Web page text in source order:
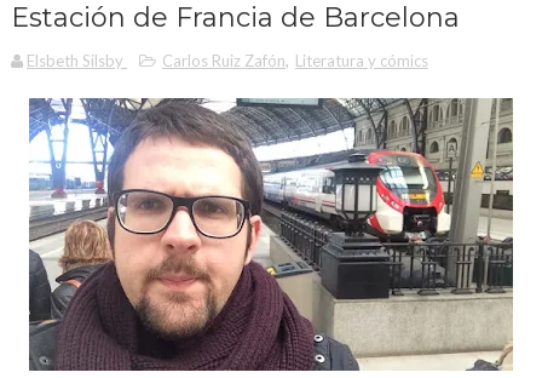
Estación de Francia de Barcelona
Elsbeth Silsby Carlos Ruiz Zafón, Literatura y cómics